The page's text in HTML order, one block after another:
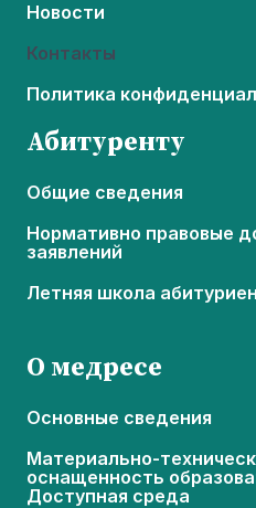
Новости
Контакты
Политика
Абитуренту
Общие сведения
Нормативно правовые
заявлений
Летняя школа
О медресе
Основные сведения
Материально-
оснащенность
Доступная среда